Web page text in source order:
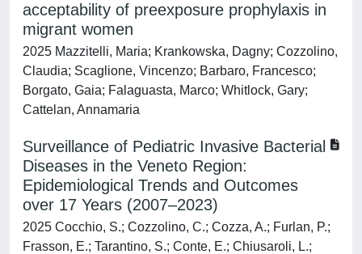
acceptability of preexposure prophylaxis in
migrant women
2025 Mazzitelli, Maria; Krankowska, Dagny; Cozzolino,
Claudia; Scaglione, Vincenzo; Barbaro, Francesco;
Borgato, Gaia; Falaguasta, Marco; Whitlock, Gary;
Cattelan, Annamaria
Surveillance of Pediatric Invasive Bacterial
Diseases in the Veneto Region:
Epidemiological Trends and Outcomes
over 17 Years (2007–2023)
2025 Cocchio, S.; Cozzolino, C.; Cozza, A.; Furlan, P.;
Frasson, E.; Tarantino, S.; Conte, E.; Chiusaroli, L.;